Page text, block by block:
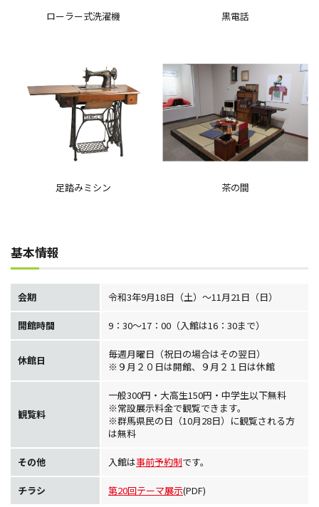
ローラー式洗濯機 黒電話
足踏みミシン 茶の間
基本情報
会期 令和3年9月18日（土）～11月21日（日）
開館時間 9：30～17：00（入館は16：30まで）
休館日
毎週月曜日（祝日の場合はその翌日）
※９月２０日は開館、９月２１日は休館
観覧料
一般300円・大高生150円・中学生以下無料
※常設展示料金で観覧できます。
※群馬県民の日（10月28日）に観覧される方
は無料
その他 入館は事前予約制です。
チラシ 第20回テーマ展示(PDF)